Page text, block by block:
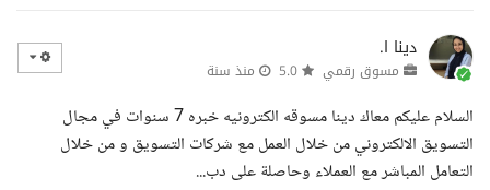
دينا ا.
مسوق رقمي منذ سنة
السلام عليكم معاك دينا مسوقه الكترونيه خبره 7 سنوات في مجال
التسويق الالكتروني من خلال العمل مع شركات التسويق و من خلال
التعامل المباشر مع العملاء وحاصلة على دب...